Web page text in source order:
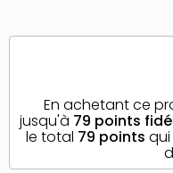
En achetant ce
jusqu'à 79 points
le total 79 points